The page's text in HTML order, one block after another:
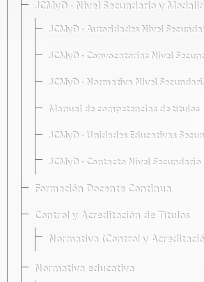
JCMyD · Nivel Secundario y
JCMyD · Autoridades Nivel
JCMyD · Convocatorias Nivel
JCMyD · Normativa Nivel
Manual de competencias de títulos
JCMyD · Unidades Educativas
JCMyD · Contacto Nivel Secundario
Formación Docente Continua
Control y Acreditación de Títulos
Normativa (Control y
Normativa educativa